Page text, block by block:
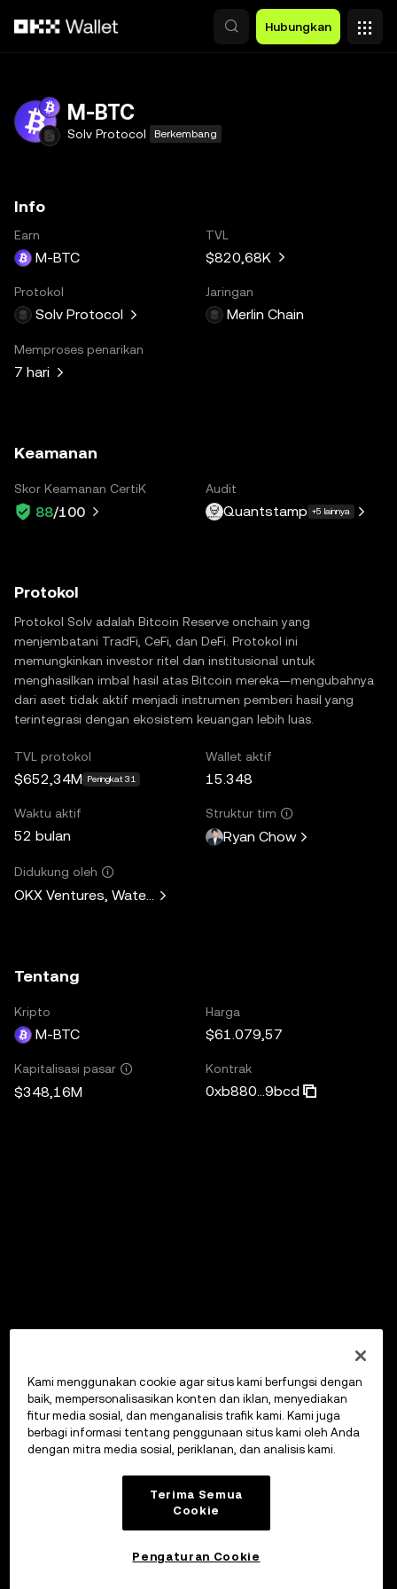
Hubungkan
M-BTC
Solv Protocol Berkembang
Info
Earn
M-BTC
TVL
$820,68K
Protokol
Solv Protocol
Jaringan
Merlin Chain
Memproses penarikan
7 hari
Keamanan
Skor Keamanan CertiK
88/100
Audit
Quantstamp +5 lainnya
Protokol
Protokol Solv adalah Bitcoin Reserve onchain yang
menjembatani TradFi, CeFi, dan DeFi. Protokol ini
memungkinkan investor ritel dan institusional untuk
menghasilkan imbal hasil atas Bitcoin mereka—mengubahnya
dari aset tidak aktif menjadi instrumen pemberi hasil yang
terintegrasi dengan ekosistem keuangan lebih luas.
TVL protokol
$652,34M Peringkat 31
Wallet aktif
15.348
Waktu aktif
52 bulan
Struktur tim
Ryan Chow
Didukung oleh
OKX Ventures, Waterdrip Capital, CMT Digital, Laser
Tentang
Kripto
M-BTC
Harga
$61.079,57
Kapitalisasi pasar
$348,16M
Kontrak
0xb880...9bcd
Kami menggunakan cookie agar situs kami berfungsi dengan
baik, mempersonalisasikan konten dan iklan, menyediakan
fitur media sosial, dan menganalisis trafik kami. Kami juga
berbagi informasi tentang penggunaan situs kami oleh Anda
dengan mitra media sosial, periklanan, dan analisis kami.
Terima Semua
Cookie
Pengaturan Cookie